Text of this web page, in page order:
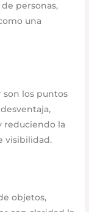
personas,
una
son los puntos
reduciendo la
visibilidad.
objetos,